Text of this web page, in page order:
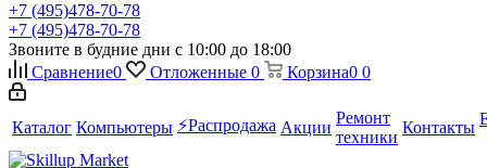
+7 (495)478-70-78
+7 (495)478-70-78
Звоните в будние дни с 10:00 до 18:00
Сравнение0 Отложенные 0 Корзина0 0
Каталог Компьютеры ⚡️Распродажа Акции
Ремонт
техники
Контакты